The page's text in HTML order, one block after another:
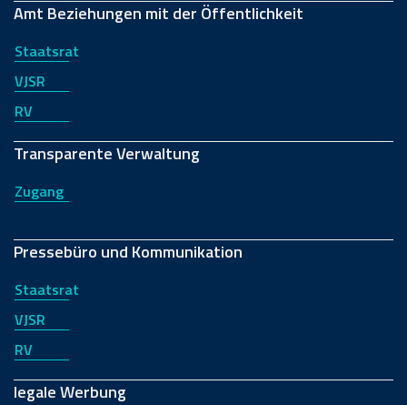
Amt Beziehungen mit der Öffentlichkeit
Staatsrat
VJSR
RV
Transparente Verwaltung
Zugang
Pressebüro und Kommunikation
Staatsrat
VJSR
RV
legale Werbung